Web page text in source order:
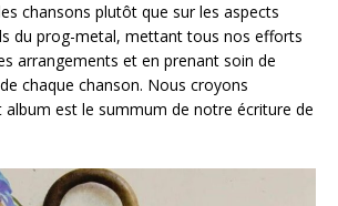
chansons plutôt que sur les aspects
du prog-metal, mettant tous nos efforts
arrangements et en prenant soin de
chaque chanson. Nous croyons
est le summum de notre écriture de